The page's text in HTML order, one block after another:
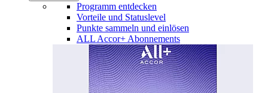
Programm entdecken
Vorteile und Statuslevel
Punkte sammeln und einlösen
ALL Accor+ Abonnements